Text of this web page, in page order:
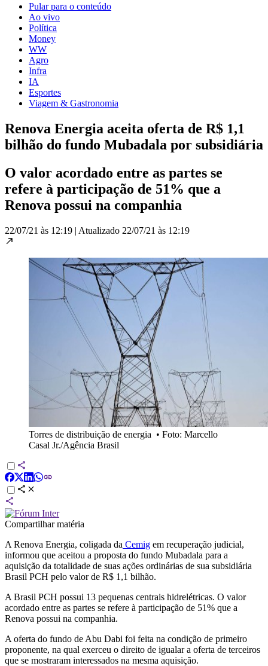
Pular para o conteúdo
Ao vivo
Política
Money
WW
Agro
Infra
IA
Esportes
Viagem & Gastronomia
Renova Energia aceita oferta de R$ 1,1
bilhão do fundo Mubadala por subsidiária
O valor acordado entre as partes se
refere à participação de 51% que a
Renova possui na companhia
22/07/21 às 12:19 | Atualizado 22/07/21 às 12:19
Torres de distribuição de energia • Foto: Marcello
Casal Jr./Agência Brasil
Compartilhar matéria
A Renova Energia, coligada da Cemig em recuperação judicial,
informou que aceitou a proposta do fundo Mubadala para a
aquisição da totalidade de suas ações ordinárias de sua subsidiária
Brasil PCH pelo valor de R$ 1,1 bilhão.
A Brasil PCH possui 13 pequenas centrais hidrelétricas. O valor
acordado entre as partes se refere à participação de 51% que a
Renova possui na companhia.
A oferta do fundo de Abu Dabi foi feita na condição de primeiro
proponente, na qual exerceu o direito de igualar a oferta de terceiros
que se mostraram interessados na mesma aquisição.